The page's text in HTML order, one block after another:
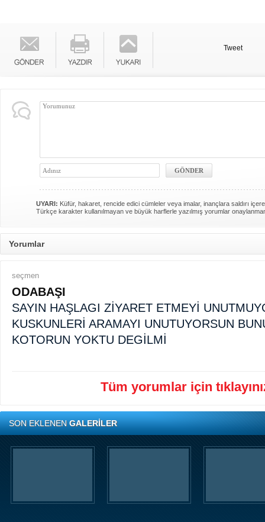
Tweet
UYARI: Küfür, hakaret, rencide edici cümleler veya imalar, inançlara saldırı
Türkçe karakter kullanılmayan ve büyük harflerle yazılmış yorumlar
Yorumlar
seçmen
ODABAŞI
SAYIN HAŞLAGI ZİYARET ETMEYİ
KUSKUNLERİ ARAMAYI UNUTUYORSUN
KOTORUN YOKTU DEGİLMİ
Tüm yorumlar için
SON EKLENENGALERİLER